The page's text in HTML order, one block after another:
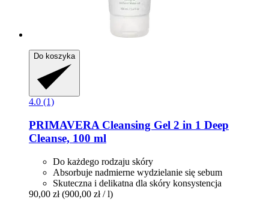
Do koszyka
4.0 (1)
PRIMAVERA Cleansing Gel 2 in 1 Deep
Cleanse, 100 ml
Do każdego rodzaju skóry
Absorbuje nadmierne wydzielanie się sebum
Skuteczna i delikatna dla skóry konsystencja
90,00 zł (900,00 zł / l)